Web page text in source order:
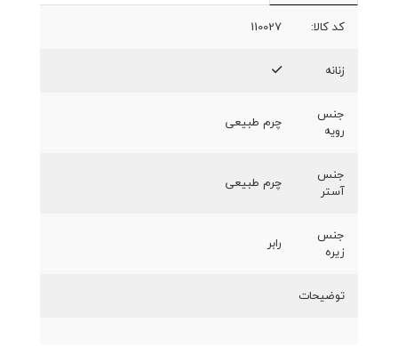
کد کالا: 110027
زنانه
جنس
رویه
چرم طبیعی
جنس
آستر
چرم طبیعی
جنس
زیره
رابر
توضیحات